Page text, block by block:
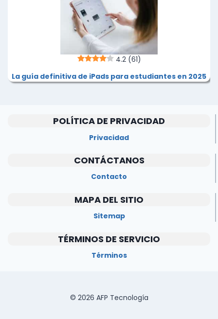
4.2 (61)
La guía definitiva de iPads para estudiantes en 2025
POLÍTICA DE PRIVACIDAD
Privacidad
CONTÁCTANOS
Contacto
MAPA DEL SITIO
Sitemap
TÉRMINOS DE SERVICIO
Términos
© 2026 AFP Tecnología